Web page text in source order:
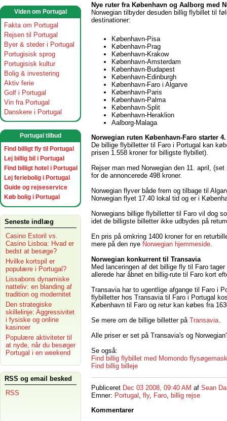
Viden om Portugal
Fakta om Portugal
Rejsen til Portugal
Byer & steder i Portugal
Portugisisk sprog
Portugisisk kultur
Bolig & investering
Aktiv ferie
Golf i Portugal
Vin fra Portugal
Danskere i Portugal
Portugal tilbud
Find billigt fly til Portugal
Lej billig bil i Portugal
Find billigt hotel i Portugal
Lej feriebolig i Portugal
Guide og rejseservice
Køb bolig i Portugal
Seneste indlæg
Casino Estoril vs.
Casino Lisboa: Hvad er
bedst at besøge?
Hvilke kortspil er
populære i Portugal?
Lissabons dynamiske
natteliv: en blanding af
tradition og modernitet
Den strategiske
skillelinje: Aggressivitet
i fysiske og online
kasinoer
Populære aktiviteter til
at nyde, når du besøger
Portugal i en weekend
RSS og email besked
RSS
Nye ruter fra København og Aalborg med
Norwegian tilbyder desuden billig flybillet til
destinationer:
København-Pisa
København-Prag
København-Krakow
København-Amsterdam
København-Budapest
København-Edinburgh
København-Faro i Algarve
København-Paris
København-Palma
København-Split
København-Heraklion
Aalborg-Malaga
Norwegian ruten København-Faro starter
De billige flybilletter til Faro i Portugal kan
prisen 1.558 kroner for billigste flybillet).
Rejser man med Norwegian den 11. april,
for de annoncerede 498 kroner.
Norwegian flyver både frem og tilbage til
Norwegian flyet 17.40 lokal tid og er i
Norwegians billige flybilletter til Faro vil dog
idet de billigste billetter ikke udbydes på
En pris på omkring 1400 kroner for en
mere på den nye Norwegian hjemmeside
Norwegian konkurrent til Transavia
Med lanceringen af det billige fly til Faro
allerede har åbnet en billig-rute til Faro kort
Transavia har to ugentlige afgange til Faro i
flybilletter hos Transavia til Faro i Portugal
København til Faro og retur kan købes fra
Se mere om de billige billetter på Transavia
Alle priser er set på Transavia's og
Se også:
Find billig flybillet med Momondo
Find billig billeje
Publiceret Dec 03 2008, 09:40 AM af Sean
Emner: Portugal , fly, Faro, billig rejse
Kommentarer